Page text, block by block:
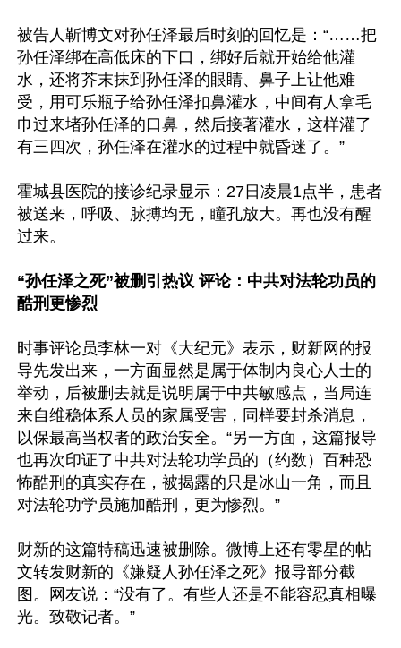
被告人靳博文对孙任泽最后时刻的回忆是：“……把
孙任泽绑在高低床的下口，绑好后就开始给他灌
水，还将芥末抹到孙任泽的眼睛、鼻子上让他难
受，用可乐瓶子给孙任泽扣鼻灌水，中间有人拿毛
巾过来堵孙任泽的口鼻，然后接著灌水，这样灌了
有三四次，孙任泽在灌水的过程中就昏迷了。”
霍城县医院的接诊纪录显示：27日凌晨1点半，患者
被送来，呼吸、脉搏均无，瞳孔放大。再也没有醒
过来。
“孙任泽之死”被删引热议 评论：中共对法轮功员的
酷刑更惨烈
时事评论员李林一对《大纪元》表示，财新网的报
导先发出来，一方面显然是属于体制内良心人士的
举动，后被删去就是说明属于中共敏感点，当局连
来自维稳体系人员的家属受害，同样要封杀消息，
以保最高当权者的政治安全。“另一方面，这篇报导
也再次印证了中共对法轮功学员的（约数）百种恐
怖酷刑的真实存在，被揭露的只是冰山一角，而且
对法轮功学员施加酷刑，更为惨烈。”
财新的这篇特稿迅速被删除。微博上还有零星的帖
文转发财新的《嫌疑人孙任泽之死》报导部分截
图。网友说：“没有了。有些人还是不能容忍真相曝
光。致敬记者。”